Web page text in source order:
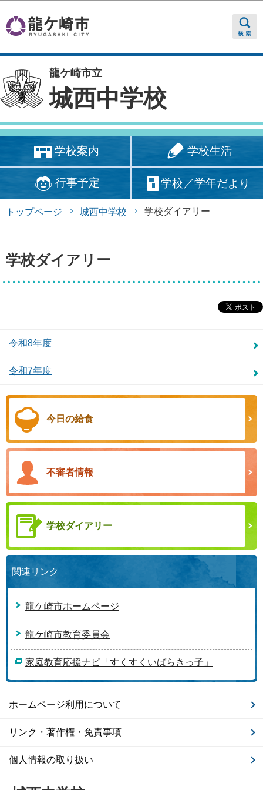
龍ケ崎市立
城西中学校
学校案内 学校生活
行事予定 学校／学年だより
トップページ 城西中学校 学校ダイアリー
学校ダイアリー
令和8年度
令和7年度
今日の給食
不審者情報
学校ダイアリー
関連リンク
龍ケ崎市ホームページ
龍ケ崎市教育委員会
家庭教育応援ナビ「すくすくいばらきっ子」
ホームページ利用について
リンク・著作権・免責事項
個人情報の取り扱い